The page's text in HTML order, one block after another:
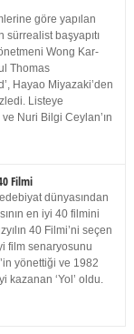
göre yapılan
sürrealist başyapıtı
Wong Kar-
Thomas
Hayao Miyazaki’den
Listeye
Nuri Bilgi Ceylan’ın
Filmi
dünyasından
en iyi 40 filmini
40 Filmi’ni seçen
film senaryosunu
yönettiği ve 1982
kazanan ‘Yol’ oldu.